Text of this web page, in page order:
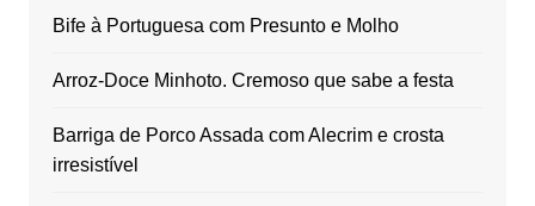
Bife à Portuguesa com Presunto e Molho
Arroz-Doce Minhoto. Cremoso que sabe a festa
Barriga de Porco Assada com Alecrim e crosta
irresistível